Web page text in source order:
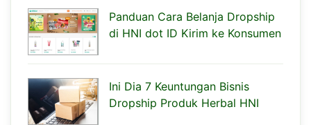
Panduan Cara Belanja Dropship
di HNI dot ID Kirim ke Konsumen
Ini Dia 7 Keuntungan Bisnis
Dropship Produk Herbal HNI